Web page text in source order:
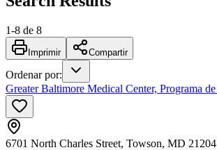
1-8 de 8
Imprimir Compartir
Ordenar por:
Greater Baltimore Medical Center, Programa
6701 North Charles Street, Towson, MD 21204